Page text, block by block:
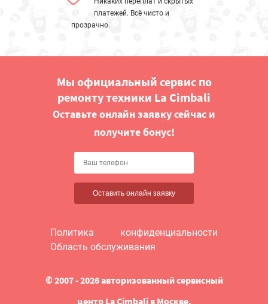
платежей. Всё чисто и
прозрачно.
Мы официальный сервис по
ремонту техники La Cimbali
Оставьте онлайн заявку сейчас и
получите бонус!
Оставить онлайн заявку
Политика конфиденциальности
Область обслуживания
© 2007 - 2026 авторизованный сервисный
центр La Cimbali в Москве.